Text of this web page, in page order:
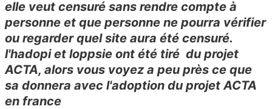
elle veut censuré sans rendre compte à
personne et que personne ne pourra vérifier
ou regarder quel site aura été censuré.
l'hadopi et loppsie ont été tiré du projet
ACTA, alors vous voyez a peu près ce que
sa donnera avec l'adoption du projet ACTA
en france